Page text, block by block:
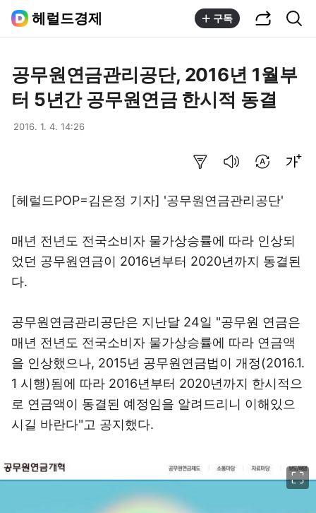
헤럴드경제 구독
공무원연금관리공단, 2016년 1월부
터 5년간 공무원연금 한시적 동결
2016. 1. 4. 14:26
[헤럴드POP=김은정 기자] '공무원연금관리공단'
매년 전년도 전국소비자 물가상승률에 따라 인상되
었던 공무원연금이 2016년부터 2020년까지 동결된
다.
공무원연금관리공단은 지난달 24일 "공무원 연금은
매년 전년도 전국소비자 물가상승률에 따라 연금액
을 인상했으나, 2015년 공무원연금법이 개정(2016.1.
1 시행)됨에 따라 2016년부터 2020년까지 한시적으
로 연금액이 동결된 예정임을 알려드리니 이해있으
시길 바란다"고 공지했다.